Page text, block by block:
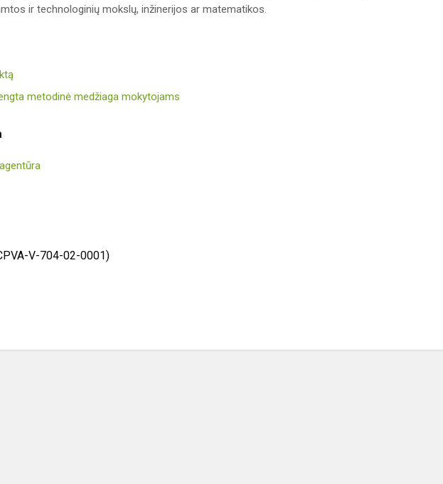
ir technologinių mokslų, inžinerijos ar matematikos.
metodinė medžiaga mokytojams
V-704-02-0001)